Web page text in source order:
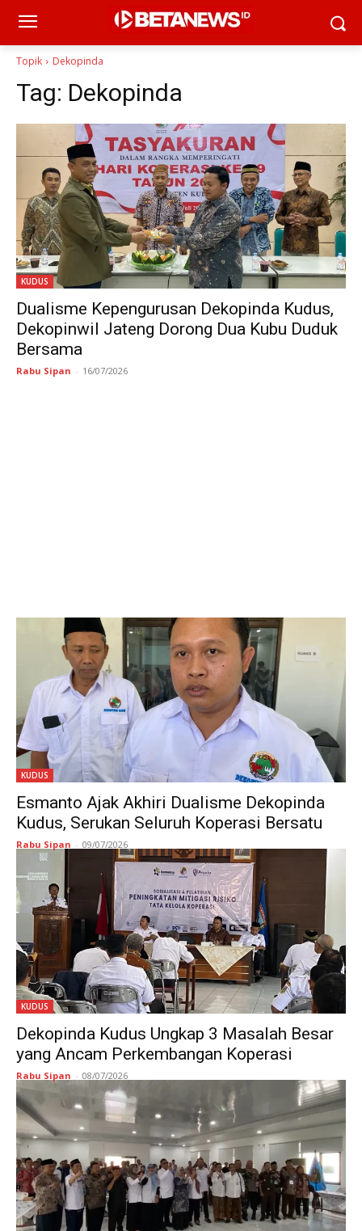
Topik Dekopinda
Tag: Dekopinda
KUDUS
Dualisme Kepengurusan Dekopinda Kudus,
Dekopinwil Jateng Dorong Dua Kubu Duduk
Bersama
Rabu Sipan - 16/07/2026
KUDUS
Esmanto Ajak Akhiri Dualisme Dekopinda
Kudus, Serukan Seluruh Koperasi Bersatu
Rabu Sipan - 09/07/2026
KUDUS
Dekopinda Kudus Ungkap 3 Masalah Besar
yang Ancam Perkembangan Koperasi
Rabu Sipan - 08/07/2026